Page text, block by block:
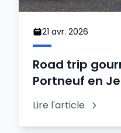
21 avr. 2026
Road trip
Portneuf en
Lire l'article